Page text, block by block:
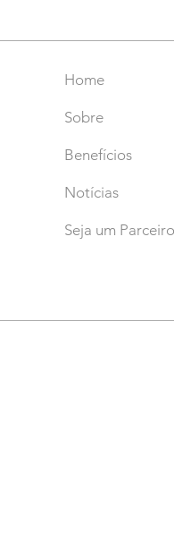
Home
Sobre
Benefícios
Notícias
Seja um Parceiro